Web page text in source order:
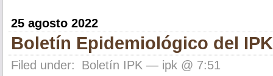
25 agosto 2022
Boletín Epidemiológico del
Filed under: Boletín IPK — ipk @ 7:51